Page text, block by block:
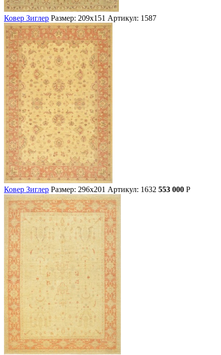
Ковер Зиглер Размер: 209х151 Артикул: 1587
Ковер Зиглер Размер: 296х201 Артикул: 1632 553 000 Р